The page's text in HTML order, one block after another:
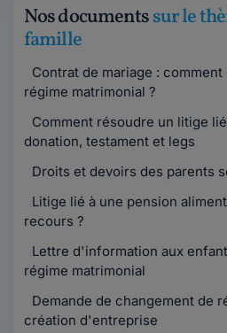
Nos documentssur le
famille
Contrat de mariage :
régime matrimonial ?
Comment résoudre un litige
donation, testament et legs
Droits et devoirs des parents
Litige lié à une pension
recours ?
Lettre d'information aux
régime matrimonial
Demande de changement de
création d'entreprise